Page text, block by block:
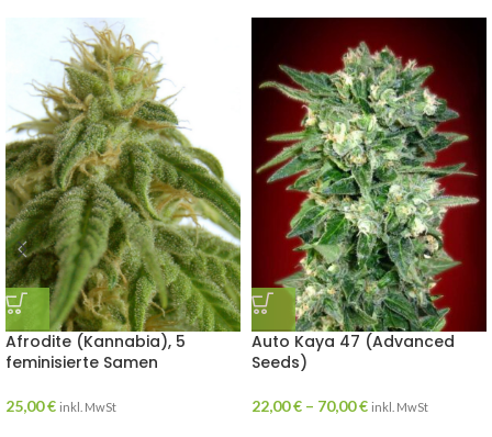
Afrodite (Kannabia), 5
feminisierte Samen
25,00€ inkl. MwSt
Auto Kaya 47 (Advanced
Seeds)
22,00€ – 70,00€ inkl. MwSt